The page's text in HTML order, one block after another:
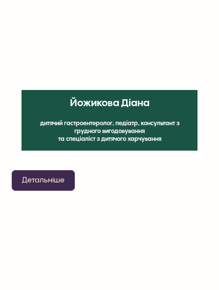
Йожикова Діана
дитячий гастроентеролог, педіатр, консультант з
грудного вигодовування
та спеціаліст з дитячого харчування
Детальніше